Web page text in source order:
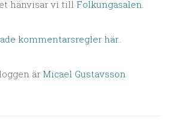
hänvisar vi till Folkungasalen.
kommentarsregler här..
är Micael Gustavsson